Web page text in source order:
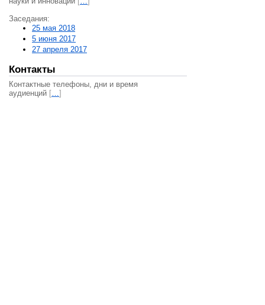
Заседания:
25 мая 2018
5 июня 2017
27 апреля 2017
Контакты
Контактные телефоны, дни и время
аудиенций […]